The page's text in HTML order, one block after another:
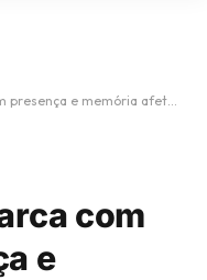
e memória afetiva
com
e